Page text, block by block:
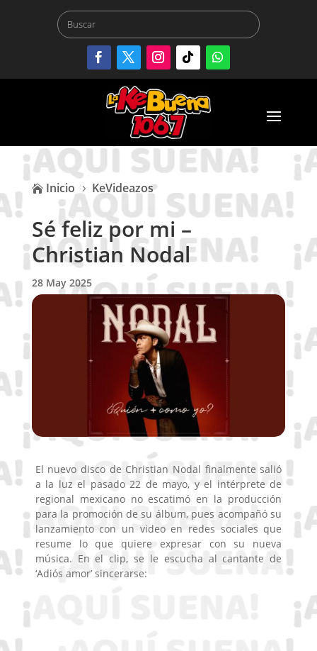
 Inicio 5 KeVideazos
Sé feliz por mi –
Christian Nodal
28 May 2025
El nuevo disco de Christian Nodal finalmente salió
a la luz el pasado 22 de mayo, y el intérprete de
regional mexicano no escatimó en la producción
para la promoción de su álbum, pues acompañó su
lanzamiento con un video en redes sociales que
resume lo que quiere expresar con su nueva
música. En el clip, se le escucha al cantante de
‘Adiós amor’ sincerarse: